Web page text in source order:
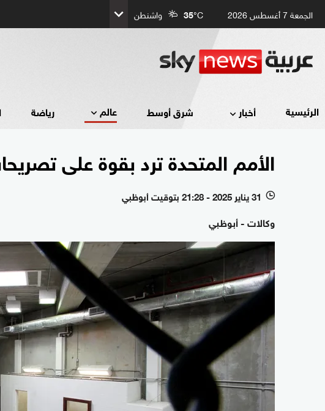
الجمعة 7 أغسطس 2026 35°C واشنطن
الرئيسية أخبار شرق أوسط عالم رياضة
الأمم المتحدة ترد بقوة على
l 31 يناير 2025 - 21:28 بتوقيت أبوظبي
وكالات - أبوظبي